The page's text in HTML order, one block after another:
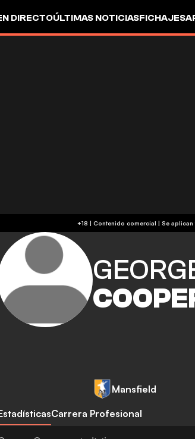
DIRECTOÚLTIMAS NOTICIASFICHAJES
+18 |
Mansfield
Carrera Profesional